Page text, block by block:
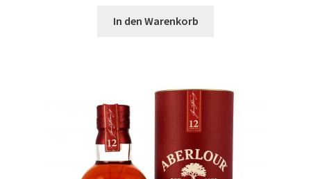
In den Warenkorb